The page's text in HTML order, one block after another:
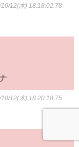
10/12(木) 18:18:02.78
10/12(木) 18:20:18.75